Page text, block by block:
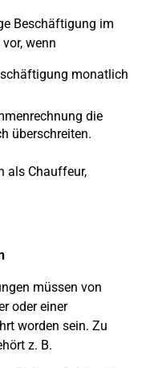
Beschäftigung im
wenn
monatlich
die
überschreiten.
als Chauffeur,
müssen von
oder einer
worden sein. Zu
z. B.